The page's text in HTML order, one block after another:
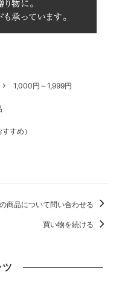
1,000円～1,999円
すめ）
商品について問い合わせる
買い物を続ける